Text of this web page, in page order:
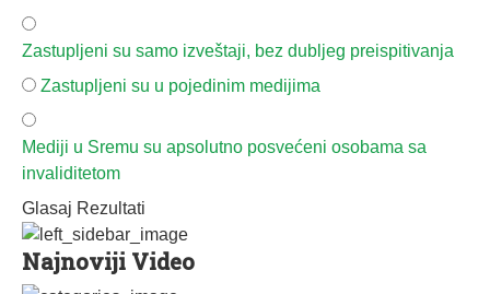
Zastupljeni su samo izveštaji, bez dubljeg preispitivanja
Zastupljeni su u pojedinim medijima
Mediji u Sremu su apsolutno posvećeni osobama sa
invaliditetom
Glasaj Rezultati
Najnoviji Video